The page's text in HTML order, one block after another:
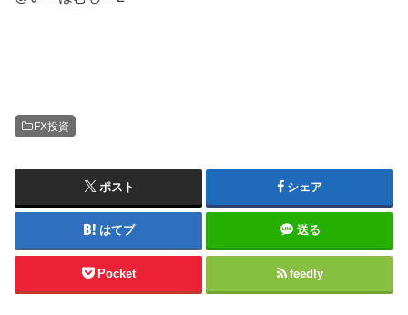
FX投資
ポスト シェア
はてブ 送る
Pocket feedly